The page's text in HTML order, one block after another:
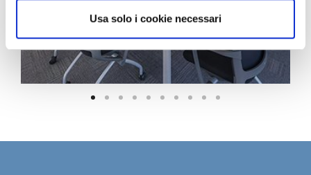
Usa solo i cookie necessari